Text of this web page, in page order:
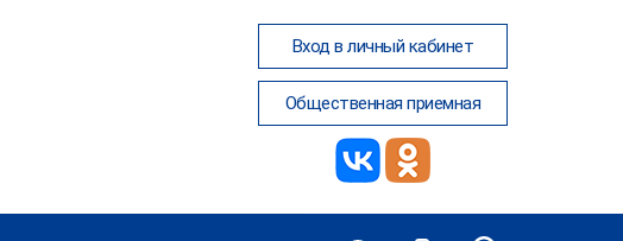
Вход в личный кабинет
Общественная приемная